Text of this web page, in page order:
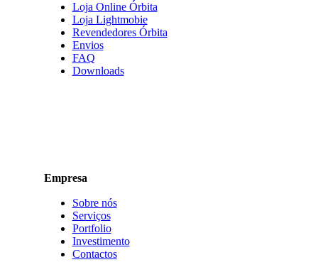
Loja Online Órbita
Loja Lightmobie
Revendedores Órbita
Envios
FAQ
Downloads
Empresa
Sobre nós
Serviços
Portfolio
Investimento
Contactos